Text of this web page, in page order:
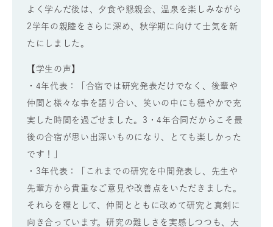
よく学んだ後は、夕食や懇親会、温泉を楽しみながら
2学年の親睦をさらに深め、秋学期に向けて士気を新
たにしました。
【学生の声】
・4年代表：「合宿では研究発表だけでなく、後輩や
仲間と様々な事を語り合い、笑いの中にも穏やかで充
実した時間を過ごせました。3・4年合同だからこそ最
後の合宿が思い出深いものになり、とても楽しかった
です！」
・3年代表：「これまでの研究を中間発表し、先生や
先輩方から貴重なご意見や改善点をいただきました。
それらを糧として、仲間とともに改めて研究と真剣に
向き合っています。研究の難しさを実感しつつも、大